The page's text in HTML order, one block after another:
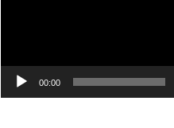
00:00